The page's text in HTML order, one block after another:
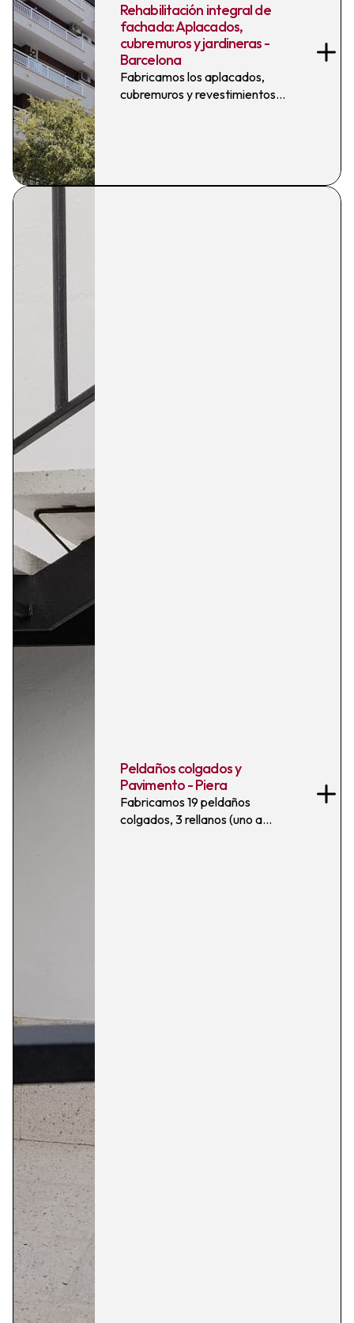
Rehabilitación integral de
fachada: Aplacados,
cubremuros y jardineras -
Barcelona
Fabricamos los aplacados,
cubremuros y revestimientos
Micro Arena.
Peldaños colgados y
Pavimento - Piera
Fabricamos 19 peldaños
colgados, 3 rellanos (uno a